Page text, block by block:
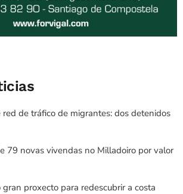
de tráfico de migrantes: dos detenidos
79 novas vivendas no Milladoiro por valor
proxecto para redescubrir a costa